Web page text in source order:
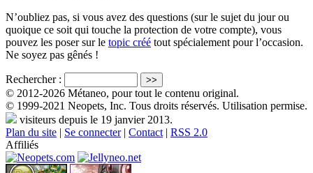
N’oubliez pas, si vous avez des questions (sur le sujet du jour ou
quoique ce soit qui touche la protection de votre compte), vous
pouvez les poser sur le topic créé tout spécialement pour l’occasion.
Ne soyez pas gênés !
Rechercher :
© 2012-2026 Métaneo, pour tout le contenu original.
© 1999-2021 Neopets, Inc. Tous droits réservés. Utilisation permise.
visiteurs depuis le 19 janvier 2013.
Plan du site | Se connecter| Contact | RSS 2.0
Affiliés